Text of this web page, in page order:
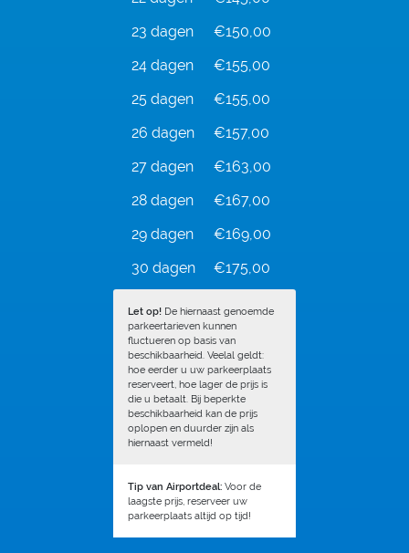
23 dagen
€150,00
24 dagen
€155,00
25 dagen
€155,00
26 dagen
€157,00
27 dagen
€163,00
28 dagen
€167,00
29 dagen
€169,00
30 dagen
€175,00
Let op! De hiernaast genoemde
parkeertarieven kunnen
fluctueren op basis van
beschikbaarheid. Veelal geldt:
hoe eerder u uw parkeerplaats
reserveert, hoe lager de prijs is
die u betaalt. Bij beperkte
beschikbaarheid kan de prijs
oplopen en duurder zijn als
hiernaast vermeld!
Tip van Airportdeal: Voor de
laagste prijs, reserveer uw
parkeerplaats altijd op tijd!